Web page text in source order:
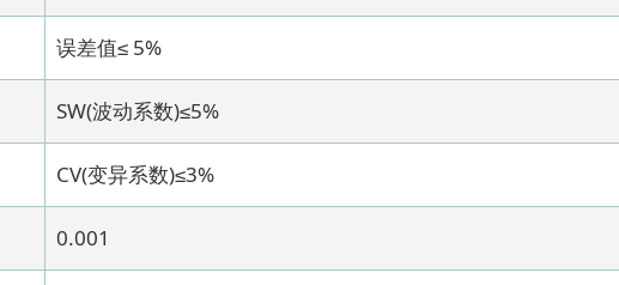
误差值≤ 5%
SW(波动系数)≤5%
CV(变异系数)≤3%
0.001